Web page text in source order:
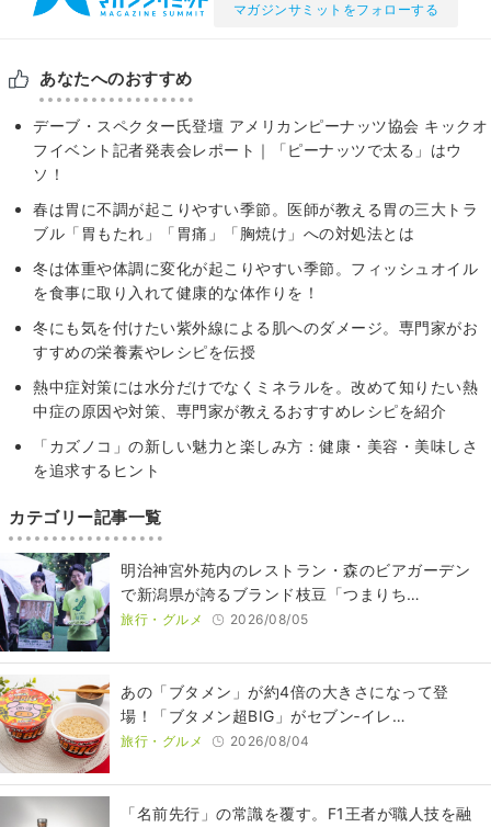
マガジンサミットをフォローする
あなたへのおすすめ
デーブ・スペクター氏登壇 アメリカンピーナッツ協会 キックオ
フイベント記者発表会レポート｜「ピーナッツで太る」はウ
ソ！
春は胃に不調が起こりやすい季節。医師が教える胃の三大トラ
ブル「胃もたれ」「胃痛」「胸焼け」への対処法とは
冬は体重や体調に変化が起こりやすい季節。フィッシュオイル
を食事に取り入れて健康的な体作りを！
冬にも気を付けたい紫外線による肌へのダメージ。専門家がお
すすめの栄養素やレシピを伝授
熱中症対策には水分だけでなくミネラルを。改めて知りたい熱
中症の原因や対策、専門家が教えるおすすめレシピを紹介
「カズノコ」の新しい魅力と楽しみ方：健康・美容・美味しさ
を追求するヒント
カテゴリー記事一覧
明治神宮外苑内のレストラン・森のビアガーデン
で新潟県が誇るブランド枝豆「つまりち…
旅行・グルメ 2026/08/05
あの「ブタメン」が約4倍の大きさになって登
場！「ブタメン超BIG」がセブン‐イレ…
旅行・グルメ 2026/08/04
​​「名前先行」の常識を覆す。F1王者が職人技を融